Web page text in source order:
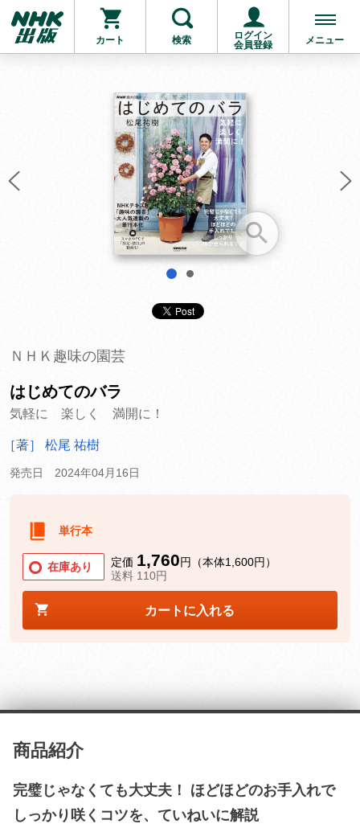
カート 検索
ログイン
会員登録
メニュー
お支払いに進む
他にも商品を買う
1
ＮＨＫ趣味の園芸
はじめてのバラ
気軽に 楽しく 満開に！
［著］ 松尾 祐樹
発売日 2024年04月16日
単行本
在庫あり 定価 1,760円（本体1,600円）
送料 110円
カートに入れる
商品紹介
完璧じゃなくても大丈夫！ ほどほどのお手入れで
しっかり咲くコツを、ていねいに解説